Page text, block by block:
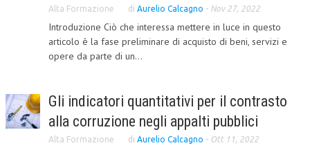
FISCO
FISCALITÀ INTERNAZIONALE
CRIMINOLOGIA TRIBUTARIA
CFC E PARADISI FISCALI
Alta Formazione di Aurelio Calcagno - Nov 27, 2022
Introduzione Ciò che interessa mettere in luce in questo
articolo è la fase preliminare di acquisto di beni, servizi e
opere da parte di un...
Gli indicatori quantitativi per il contrasto
alla corruzione negli appalti pubblici
Alta Formazione di Aurelio Calcagno - Ott 11, 2022